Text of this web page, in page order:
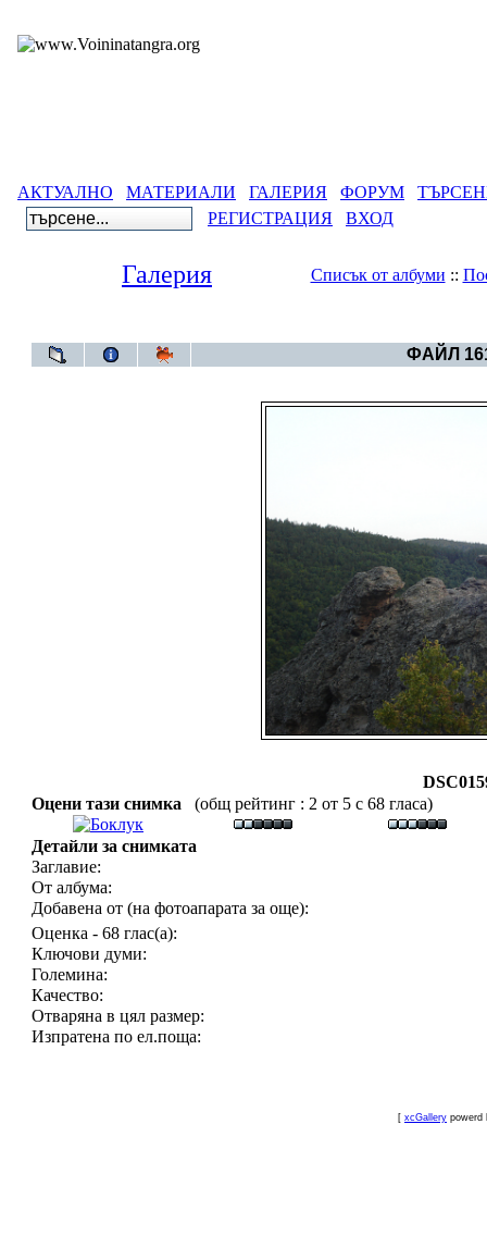
АКТУАЛНО МАТЕРИАЛИ ГАЛЕРИЯ ФОРУМ
РЕГИСТРАЦИЯ
ВХОД
Галерия Списък от албуми ::
ФАЙЛ
Оцени тази снимка
(общ рейтинг : 2 от 5 с 68 гласа)
Детайли за снимката
Заглавие:
От албума:
Добавена от (на фотоапарата за още):
Оценка - 68 глас(а):
Ключови думи:
Големина:
Качество:
Отваряна в цял размер:
Изпратена по ел.поща:
[ xcGallery